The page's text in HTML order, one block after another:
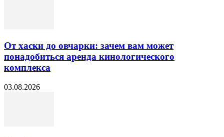
От хаски до овчарки: зачем вам может
понадобиться аренда кинологического
комплекса
03.08.2026